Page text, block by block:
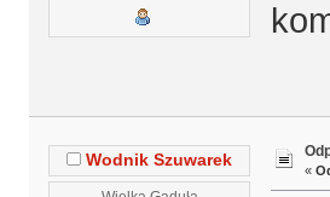
Wodnik Szuwarek
«